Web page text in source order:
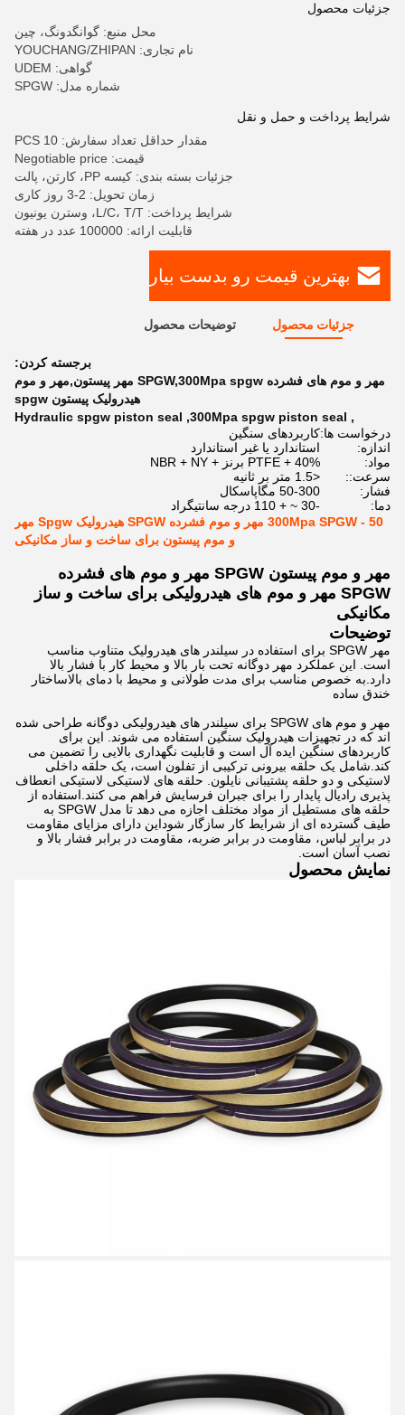
جزئیات محصول
محل منبع: گوانگدونگ، چین
نام تجاری: YOUCHANG/ZHIPAN
گواهی: UDEM
شماره مدل: SPGW
شرایط پرداخت و حمل و نقل
مقدار حداقل تعداد سفارش: 10 PCS
قیمت: Negotiable price
جزئیات بسته بندی: کیسه PP، کارتن، پالت
زمان تحویل: 2-3 روز کاری
شرایط پرداخت: L/C، T/T، وسترن یونیون
قابلیت ارائه: 100000 عدد در هفته
بهترین قیمت رو بدست بیار
جزئیات محصول توضیحات محصول
برجسته کردن:
مهر و موم های فشرده SPGW,300Mpa spgw مهر پیستون,مهر و موم
هیدرولیک پیستون spgw
,
300Mpa spgw piston seal
,
Hydraulic spgw piston seal
درخواست ها:کاربردهای سنگین
اندازه:
استاندارد یا غیر استاندارد
مواد:
PTFE + 40% برنز + NBR + NY
سرعت::
<1.5 متر بر ثانیه
فشار:
50-300 مگاپاسکال
دما:
-30 ~ + 110 درجه سانتیگراد
50 - 300Mpa SPGW مهر و موم فشرده SPGW هیدرولیک Spgw مهر
و موم پیستون برای ساخت و ساز مکانیکی
مهر و موم پیستون SPGW مهر و موم های فشرده
SPGW مهر و موم های هیدرولیکی برای ساخت و ساز
مکانیکی
توضیحات
مهر SPGW برای استفاده در سیلندر های هیدرولیک متناوب مناسب
است. این عملکرد مهر دوگانه تحت بار بالا و محیط کار با فشار بالا
دارد.به خصوص مناسب برای مدت طولانی و محیط با دمای بالاساختار
خندق ساده
مهر و موم های SPGW برای سیلندر های هیدرولیکی دوگانه طراحی شده
اند که در تجهیزات هیدرولیک سنگین استفاده می شوند. این برای
کاربردهای سنگین ایده آل است و قابلیت نگهداری بالایی را تضمین می
کند.شامل یک حلقه بیرونی ترکیبی از تفلون است، یک حلقه داخلی
لاستیکی و دو حلقه پشتیبانی نایلون. حلقه های لاستیکی لاستیکی انعطاف
پذیری رادیال پایدار را برای جبران فرسایش فراهم می کنند.استفاده از
حلقه های مستطیل از مواد مختلف اجازه می دهد تا مدل SPGW به
طیف گسترده ای از شرایط کار سازگار شوداین دارای مزایای مقاومت
در برابر لباس، مقاومت در برابر ضربه، مقاومت در برابر فشار بالا و
نصب آسان است.
نمایش محصول